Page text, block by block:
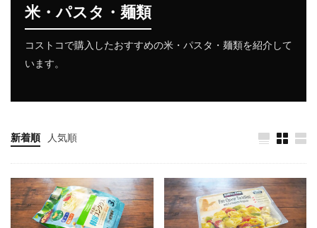
米・パスタ・麺類
コストコで購入したおすすめの米・パスタ・麺類を紹介して
います。
新着順 人気順